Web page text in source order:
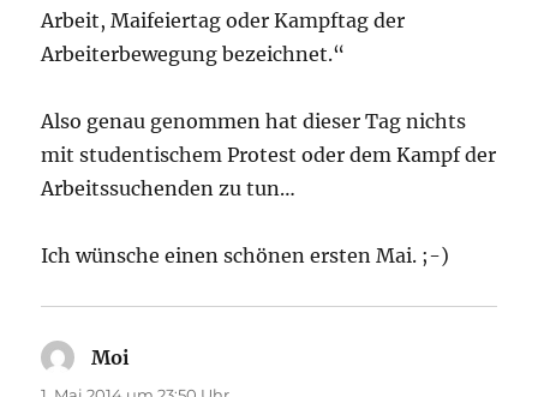
Arbeit, Maifeiertag oder Kampftag der
Arbeiterbewegung bezeichnet.“
Also genau genommen hat dieser Tag nichts
mit studentischem Protest oder dem Kampf der
Arbeitssuchenden zu tun…
Ich wünsche einen schönen ersten Mai. ;-)
Moi